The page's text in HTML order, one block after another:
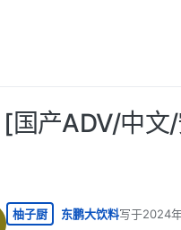
[国产ADV/中文
柚子厨 东鹏大饮料写于2024
最后由 编辑